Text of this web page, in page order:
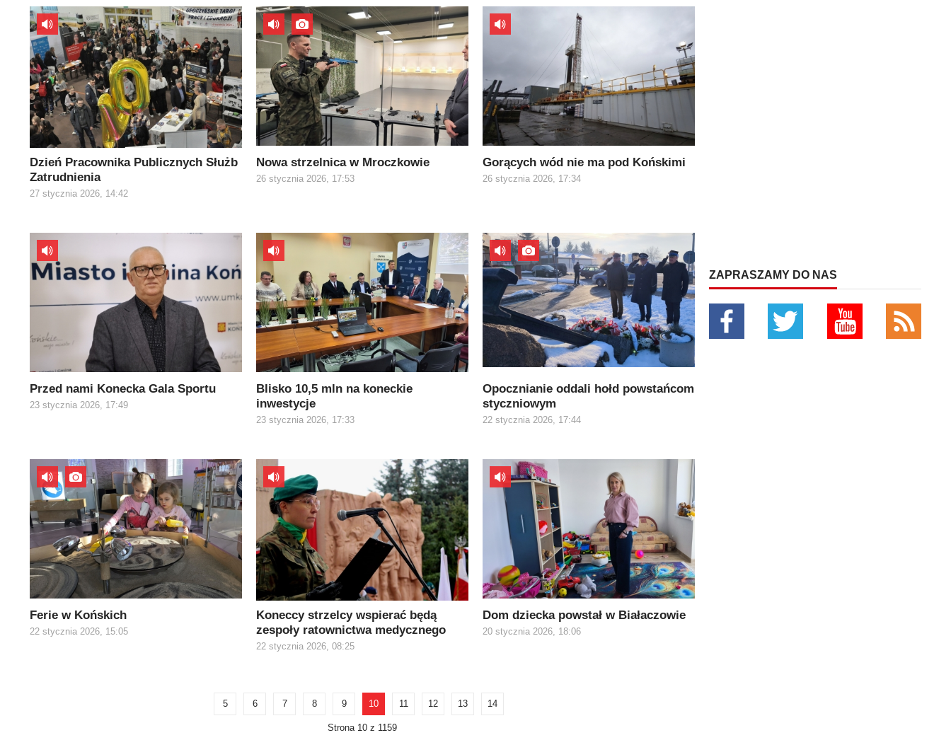
Dzień Pracownika Publicznych Służb
Zatrudnienia
27 stycznia 2026, 14:42
Nowa strzelnica w Mroczkowie
26 stycznia 2026, 17:53
Gorących wód nie ma pod Końskimi
26 stycznia 2026, 17:34
Przed nami Konecka Gala Sportu
23 stycznia 2026, 17:49
Blisko 10,5 mln na koneckie
inwestycje
23 stycznia 2026, 17:33
Opocznianie oddali hołd powstańcom
styczniowym
22 stycznia 2026, 17:44
Ferie w Końskich
22 stycznia 2026, 15:05
Koneccy strzelcy wspierać będą
zespoły ratownictwa medycznego
22 stycznia 2026, 08:25
Dom dziecka powstał w Białaczowie
20 stycznia 2026, 18:06
5 6 7 8 9 10 11 12 13 14
Strona 10 z 1159
ZAPRASZAMY DO NAS